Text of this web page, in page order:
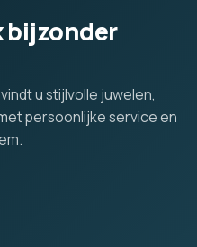
bijzonder
u stijlvolle juwelen,
persoonlijke service en